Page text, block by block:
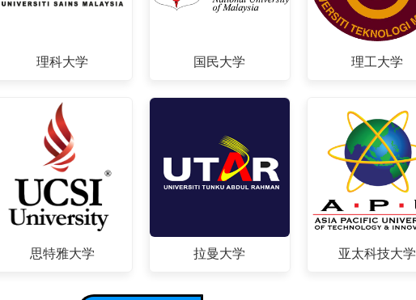
理科大学 国民大学 理工大学
思特雅大学 拉曼大学 亚太科技大学